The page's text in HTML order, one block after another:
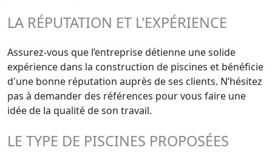
LA RÉPUTATION ET L'EXPÉRIENCE
Assurez-vous que l’entreprise détienne une solide
expérience dans la construction de piscines et bénéficie
d'une bonne réputation auprès de ses clients. N’hésitez
pas à demander des références pour vous faire une
idée de la qualité de son travail.
LE TYPE DE PISCINES PROPOSÉES